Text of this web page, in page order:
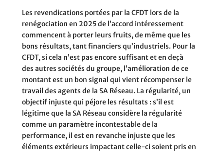
Les revendications portées par la CFDT lors de la
renégociation en 2025 de l’accord intéressement
commencent à porter leurs fruits, de même que les
bons résultats, tant financiers qu’industriels. Pour la
CFDT, si cela n’est pas encore suffisant et en deçà
des autres sociétés du groupe, l’amélioration de ce
montant est un bon signal qui vient récompenser le
travail des agents de la SA Réseau. La régularité, un
objectif injuste qui péjore les résultats : s’il est
légitime que la SA Réseau considère la régularité
comme un paramètre incontestable de la
performance, il est en revanche injuste que les
éléments extérieurs impactant celle-ci soient pris en